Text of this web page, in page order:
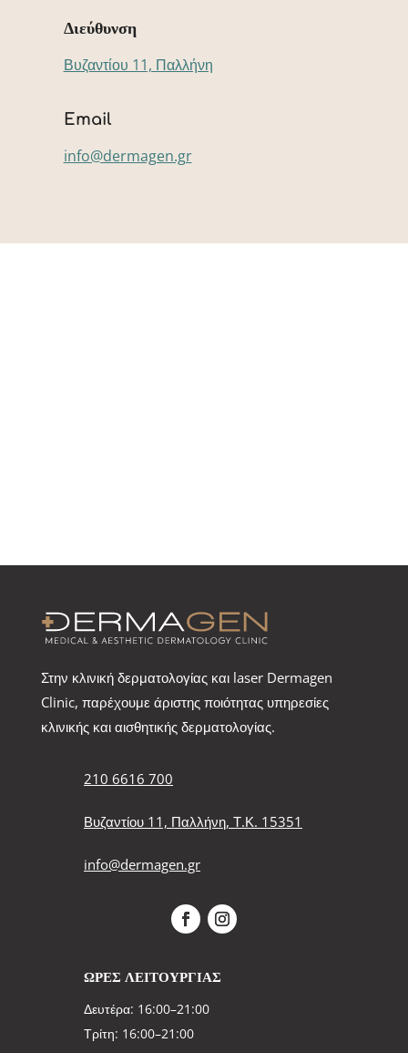
Διεύθυνση
Βυζαντίου 11, Παλλήνη
Email
info@dermagen.gr
Στην κλινική δερματολογίας και laser Dermagen
Clinic, παρέχουμε άριστης ποιότητας υπηρεσίες
κλινικής και αισθητικής δερματολογίας.
210 6616 700
Βυζαντίου 11, Παλλήνη, Τ.Κ. 15351
info@dermagen.gr
ΩΡΕΣ ΛΕΙΤΟΥΡΓΙΑΣ
Δευτέρα: 16:00–21:00
Τρίτη: 16:00–21:00